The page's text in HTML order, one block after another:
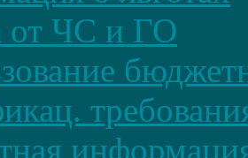
от ЧС и ГО